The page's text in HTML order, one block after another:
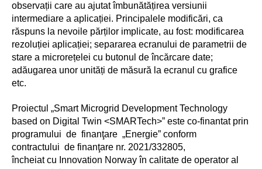
observații care au ajutat îmbunătățirea versiunii
intermediare a aplicației. Principalele modificări, ca
răspuns la nevoile părților implicate, au fost: modificarea
rezoluției aplicației; separarea ecranului de parametrii de
stare a microrețelei cu butonul de încărcare date;
adăugarea unor unități de măsură la ecranul cu grafice
etc.
Proiectul „Smart Microgrid Development Technology
based on Digital Twin <SMARTech>” este co-finantat prin
programului de finanţare „Energie” conform
contractului de finanţare nr. 2021/332805,
încheiat cu Innovation Norway în calitate de operator al